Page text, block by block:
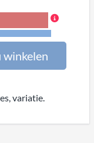
winkelen
variatie.